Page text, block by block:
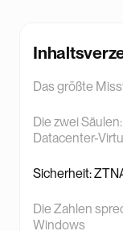
Das größte
Die zwei
Datacenter-
Sicherheit:
Die Zahlen
Windows